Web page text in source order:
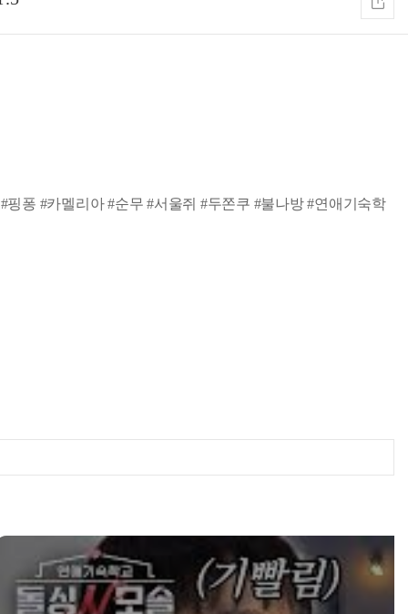
퐁 #카멜리아 #순무 #서울쥐 #두쫀쿠 #불나방 #연애기숙학